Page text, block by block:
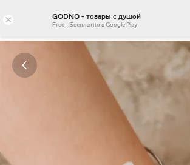
× GODNO - товары с душой
Free - Бесплатно в Google Play